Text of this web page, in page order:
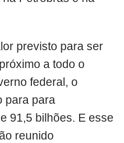
previsto para ser
a todo o
federal, o
para para
91,5 bilhões. E esse
reunido